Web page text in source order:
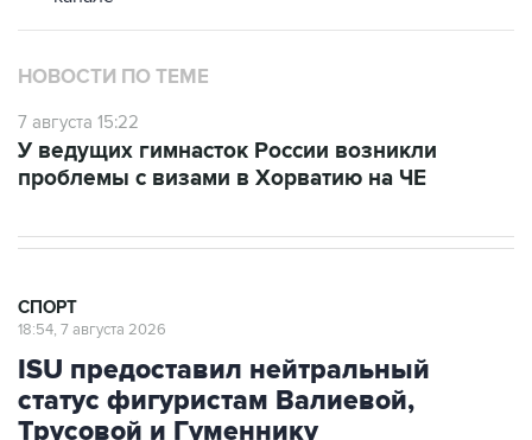
НОВОСТИ ПО ТЕМЕ
7 августа 15:22
У ведущих гимнасток России возникли
проблемы с визами в Хорватию на ЧЕ
СПОРТ
18:54, 7 августа 2026
ISU предоставил нейтральный
статус фигуристам Валиевой,
Трусовой и Гуменнику